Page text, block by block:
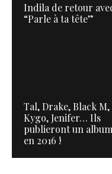
Indila de retour
“Parle à ta tête”
Tal, Drake, Black M,
Kygo, Jenifer… Ils
publieront un album
en 2016 !